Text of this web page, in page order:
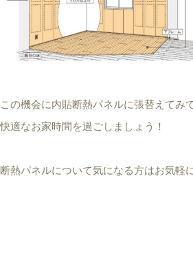
この機会に内貼断熱パネルに張替えてみ
快適なお家時間を過ごしましょう！
断熱パネルについて気になる方はお気軽